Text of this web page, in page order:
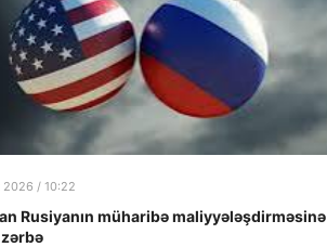
2026 / 10:22
Rusiyanın müharibə maliyyələşdirməsinə